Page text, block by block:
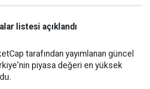
listesi açıklandı
tarafından yayımlanan güncel
piyasa değeri en yüksek